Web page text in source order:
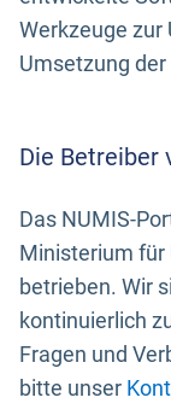
Werkzeuge zur
Umsetzung
Die Betreiber
Das NUMIS-
Ministerium für
betrieben. Wir
kontinuierlich
Fragen und
bitte unser